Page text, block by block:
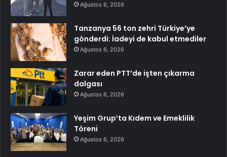
Ağustos 6, 2026
Tanzanya 56 ton zehri Türkiye’ye
gönderdi: İadeyi de kabul etmediler
Ağustos 6, 2026
Zarar eden PTT’de işten çıkarma
dalgası
Ağustos 6, 2026
Yeşim Grup’ta Kıdem ve Emeklilik
Töreni
Ağustos 6, 2026